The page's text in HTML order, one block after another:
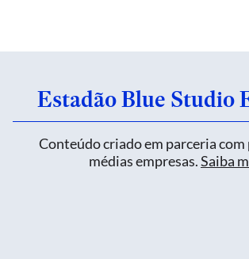
Estadão Blue Studio
Conteúdo criado em parceria com
médias empresas.Saiba